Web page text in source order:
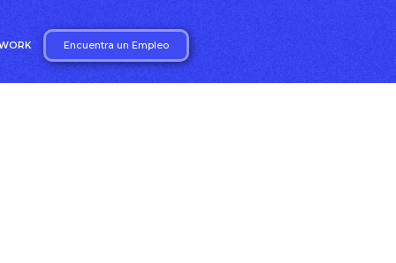
Encuentra un Empleo